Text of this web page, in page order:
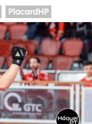
PlacardHP